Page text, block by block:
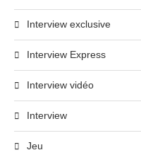
Interview exclusive
Interview Express
Interview vidéo
Interview
Jeu